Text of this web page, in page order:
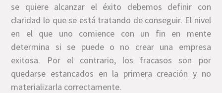
se quiere alcanzar el éxito debemos definir con
claridad lo que se está tratando de conseguir. El nivel
en el que uno comience con un fin en mente
determina si se puede o no crear una empresa
exitosa. Por el contrario, los fracasos son por
quedarse estancados en la primera creación y no
materializarla correctamente.